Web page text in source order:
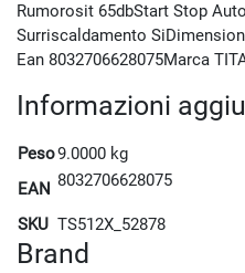
Rumorosit 65dbStart Stop
Surriscaldamento
Ean 8032706628075Marca
Informazioni
Peso9.0000 kg
EAN 8032706628075
SKU TS512X_52878
Brand